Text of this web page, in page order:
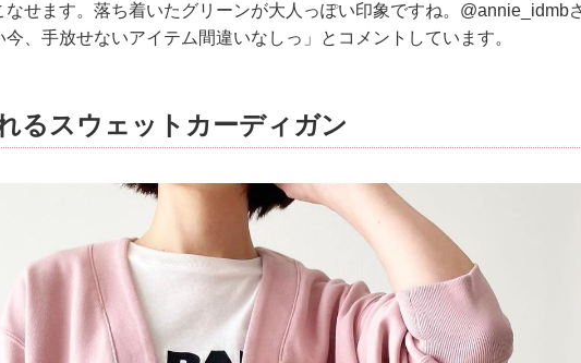
せます。落ち着いたグリーンが大人っぽい印象ですね。@annie_idmb
、手放せないアイテム間違いなしっ」とコメントしています。
るスウェットカーディガン